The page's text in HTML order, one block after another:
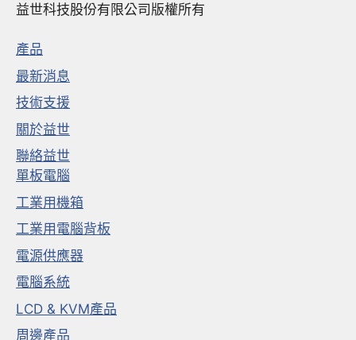
益世科技股份有限公司版權所有
產品
最新消息
技術支援
關於益世
聯絡益世
單板電腦
工業用機箱
工業用電腦背板
電源供應器
電腦系統
LCD & KVM產品
周邊產品